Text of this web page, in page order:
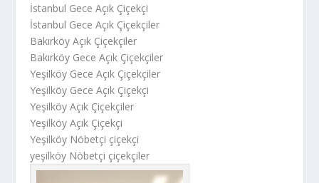
İstanbul Gece Açık Çiçekçi
İstanbul Gece Açık Çiçekçiler
Bakırköy Açık Çiçekçiler
Bakırköy Gece Açık Çiçekçiler
Yeşilköy Gece Açık Çiçekçiler
Yeşilköy Gece Açık Çiçekçi
Yeşilköy Açık Çiçekçiler
Yeşilköy Açık Çiçekçi
Yeşilköy Nöbetçi çiçekçi
yeşilköy Nöbetçi çiçekçiler